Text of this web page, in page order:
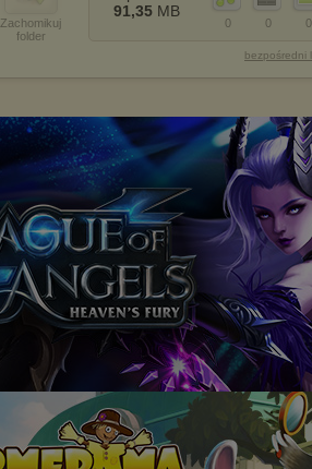
Zachomikuj
folder
0
0
0
91,35 MB
bezpośredni